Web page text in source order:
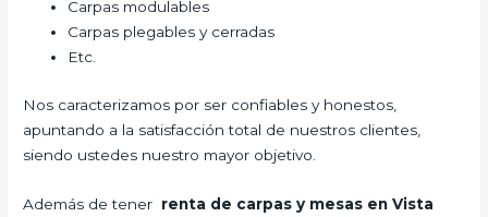
Carpas modulables
Carpas plegables y cerradas
Etc.
Nos caracterizamos por ser confiables y honestos,
apuntando a la satisfacción total de nuestros clientes,
siendo ustedes nuestro mayor objetivo.
Además de tener renta de carpas y mesas en Vista